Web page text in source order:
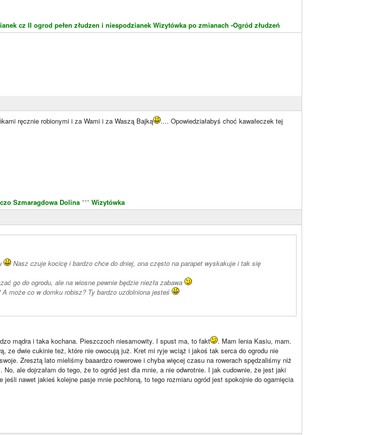
cz II ogrod pełen złudzen i niespodzianek Wizytówka po zmianach -Ogród złudzeń
ręcznie robionymi i za Wami i za Waszą Bajką
.... Opowiedziałabyś choć kawałeczek tej
Szmaragdowa Dolina *** Wizytówka
Nasz czuje kocicę i bardzo chce do dniej, ona często na parapet wyskakuje i tak się
go do ogrodu, ale na wiosne pewnie będzie niezła zabawa
może co w domku robisz? Ty bardzo uzdolniona jesteś
mądra i taka kochana. Pieszczoch niesamowity. I spust ma, to fakt
. Mam lenia Kasiu, mam.
ze dwie cukinie też, które nie owocują już. Kret mi ryje wciąż i jakoś tak serca do ogrodu nie
Zresztą lato mieliśmy baaardzo rowerowe i chyba więcej czasu na rowerach spędzaliśmy niż
No, ale dojrzałam do tego, że to ogród jest dla mnie, a nie odwrotnie. I jak cudownie, że jest jaki
nawet jakieś kolejne pasje mnie pochłoną, to tego rozmiaru ogród jest spokojnie do ogarnięcia